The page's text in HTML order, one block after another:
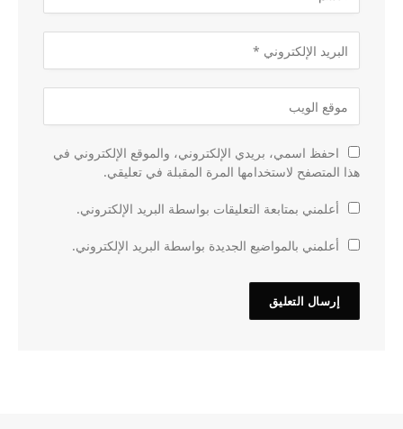
احفظ اسمي، بريدي الإلكتروني، والموقع الإلكتروني في
هذا المتصفح لاستخدامها المرة المقبلة في تعليقي.
أعلمني بمتابعة التعليقات بواسطة البريد الإلكتروني.
أعلمني بالمواضيع الجديدة بواسطة البريد الإلكتروني.